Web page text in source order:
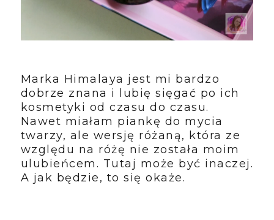
Marka Himalaya jest mi bardzo
dobrze znana i lubię sięgać po ich
kosmetyki od czasu do czasu.
Nawet miałam piankę do mycia
twarzy, ale wersję różaną, która ze
względu na różę nie została moim
ulubieńcem. Tutaj może być inaczej.
A jak będzie, to się okaże.